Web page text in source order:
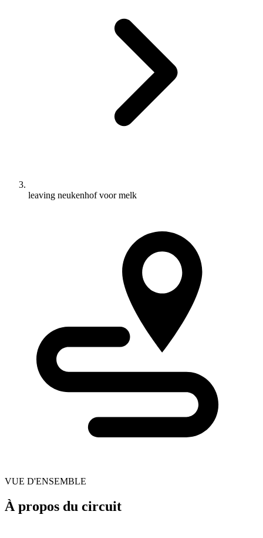
leaving neukenhof voor melk
VUE D'ENSEMBLE
À propos du circuit